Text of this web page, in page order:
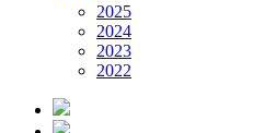
2025
2024
2023
2022